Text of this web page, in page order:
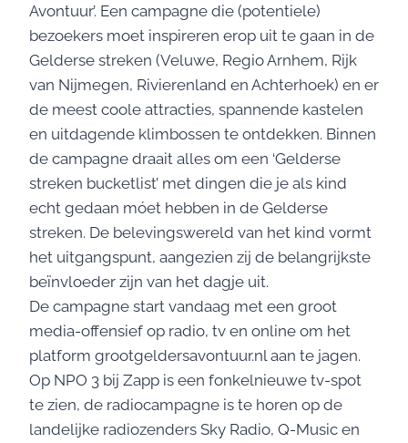
Avontuur’. Een campagne die (potentiele)
bezoekers moet inspireren erop uit te gaan in de
Gelderse streken (Veluwe, Regio Arnhem, Rijk
van Nijmegen, Rivierenland en Achterhoek) en er
de meest coole attracties, spannende kastelen
en uitdagende klimbossen te ontdekken. Binnen
de campagne draait alles om een ‘Gelderse
streken bucketlist’ met dingen die je als kind
echt gedaan móet hebben in de Gelderse
streken. De belevingswereld van het kind vormt
het uitgangspunt, aangezien zij de belangrijkste
beïnvloeder zijn van het dagje uit.
De campagne start vandaag met een groot
media-offensief op radio, tv en online om het
platform grootgeldersavontuur.nl aan te jagen.
Op NPO 3 bij Zapp is een fonkelnieuwe tv-spot
te zien, de radiocampagne is te horen op de
landelijke radiozenders Sky Radio, Q-Music en